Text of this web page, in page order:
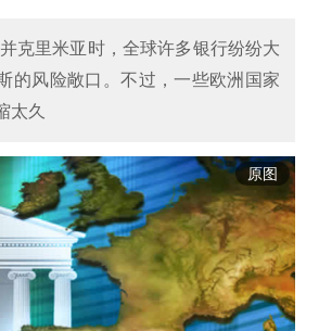
克里米亚时，全球许多银行纷纷大
的风险敞口。不过，一些欧洲国家
太久
原图